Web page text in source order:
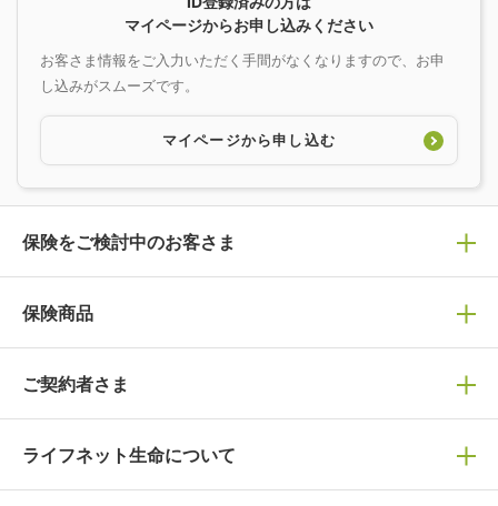
マイページからお申し込みください
お客さま情報をご入力いただく手間がなくなりますので、お申
し込みがスムーズです。
マイページから申し込む
保険をご検討中のお客さま
保険の選び方
保険選びで迷っている方はチェック！
保険の基礎知識や選び方を解説！
保険商品
保険商品一覧
万が一に備える
ご契約者さま
マイページログイン
ライフネット生命について